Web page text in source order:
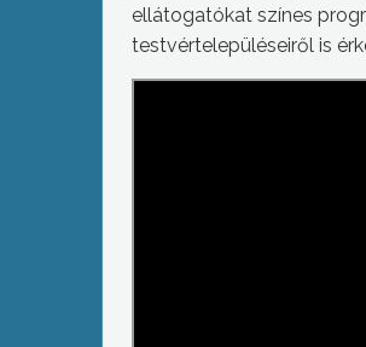
ellátogatókat színes
testvértelepüléseiről is